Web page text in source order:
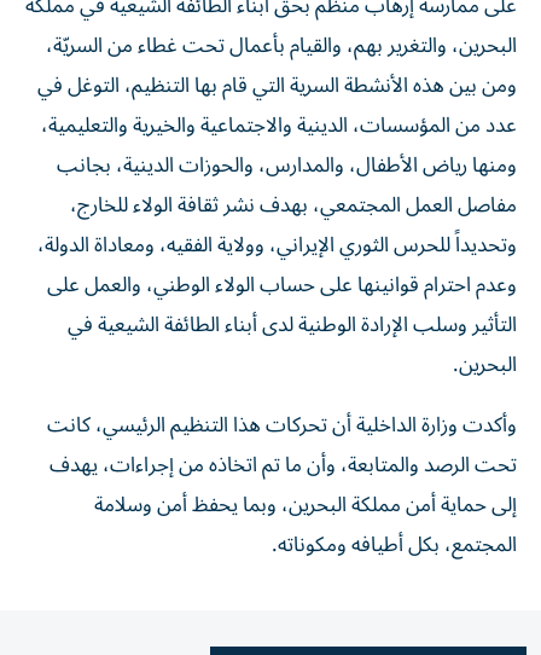
البحرين، والتغرير بهم، والقيام بأعمال تحت غطاء من السريّة،
ومن بين هذه الأنشطة السرية التي قام بها التنظيم، التوغل في
عدد من المؤسسات، الدينية والاجتماعية والخيرية والتعليمية،
ومنها رياض الأطفال، والمدارس، والحوزات الدينية، بجانب
مفاصل العمل المجتمعي، بهدف نشر ثقافة الولاء للخارج،
وتحديداً للحرس الثوري الإيراني، وولاية الفقيه، ومعاداة الدولة،
وعدم احترام قوانينها على حساب الولاء الوطني، والعمل على
التأثير وسلب الإرادة الوطنية لدى أبناء الطائفة الشيعية في
البحرين.
وأكدت وزارة الداخلية أن تحركات هذا التنظيم الرئيسي، كانت
تحت الرصد والمتابعة، وأن ما تم اتخاذه من إجراءات، يهدف
إلى حماية أمن مملكة البحرين، وبما يحفظ أمن وسلامة
المجتمع، بكل أطيافه ومكوناته.